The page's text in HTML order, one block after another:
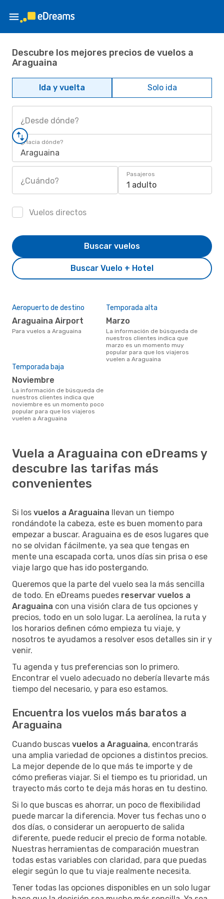
Descubre los mejores precios de vuelos a
Araguaina
Ida y vuelta Solo ida
¿Desde dónde?
¿Hacia dónde?
Araguaina
¿Cuándo?
Pasajeros
1 adulto
Vuelos directos
Buscar Vuelo + Hotel
Buscar vuelos
Aeropuerto de destino
Araguaina Airport
Para vuelos a Araguaina
Temporada alta
marzo
La información de búsqueda de
nuestros clientes indica que
marzo es un momento muy
popular para que los viajeros
vuelen a Araguaina
Temporada baja
noviembre
La información de búsqueda de
nuestros clientes indica que
noviembre es un momento poco
popular para que los viajeros
vuelen a Araguaina
Vuela a Araguaina con eDreams y
descubre las tarifas más
convenientes
Si los vuelos a Araguaina llevan un tiempo
rondándote la cabeza, este es buen momento para
empezar a buscar. Araguaina es de esos lugares que
no se olvidan fácilmente, ya sea que tengas en
mente una escapada corta, unos días sin prisa o ese
viaje largo que has ido postergando.
Queremos que la parte del vuelo sea la más sencilla
de todo. En eDreams puedes reservar vuelos a
Araguaina con una visión clara de tus opciones y
precios, todo en un solo lugar. La aerolínea, la ruta y
los horarios definen cómo empieza tu viaje, y
nosotros te ayudamos a resolver esos detalles sin ir y
venir.
Tu agenda y tus preferencias son lo primero.
Encontrar el vuelo adecuado no debería llevarte más
tiempo del necesario, y para eso estamos.
Encuentra los vuelos más baratos a
Araguaina
Cuando buscas vuelos a Araguaina, encontrarás
una amplia variedad de opciones a distintos precios.
La mejor depende de lo que más te importe y de
cómo prefieras viajar. Si el tiempo es tu prioridad, un
trayecto más corto te deja más horas en tu destino.
Si lo que buscas es ahorrar, un poco de flexibilidad
puede marcar la diferencia. Mover tus fechas uno o
dos días, o considerar un aeropuerto de salida
diferente, puede reducir el precio de forma notable.
Nuestras herramientas de comparación muestran
todas estas variables con claridad, para que puedas
elegir según lo que tu viaje realmente necesita.
Tener todas las opciones disponibles en un solo lugar